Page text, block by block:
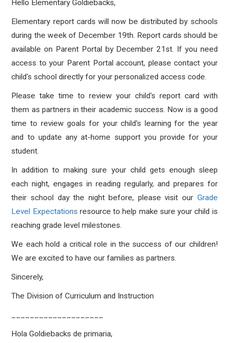
Hello Elementary Goldiebacks,
Elementary report cards will now be distributed by schools
during the week of December 19th. Report cards should be
available on Parent Portal by December 21st. If you need
access to your Parent Portal account, please contact your
child's school directly for your personalized access code.
Please take time to review your child's report card with
them as partners in their academic success. Now is a good
time to review goals for your child's learning for the year
and to update any at-home support you provide for your
student.
In addition to making sure your child gets enough sleep
each night, engages in reading regularly, and prepares for
their school day the night before, please visit our Grade
Level Expectations resource to help make sure your child is
reaching grade level milestones.
We each hold a critical role in the success of our children!
We are excited to have our families as partners.
Sincerely,
The Division of Curriculum and Instruction
Hola Goldiebacks de primaria,